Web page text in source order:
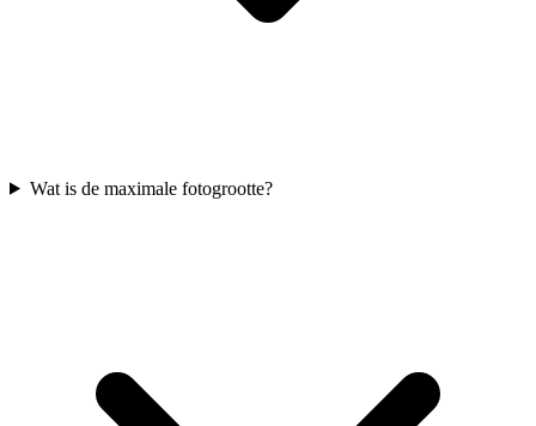
Wat is de maximale fotogrootte?